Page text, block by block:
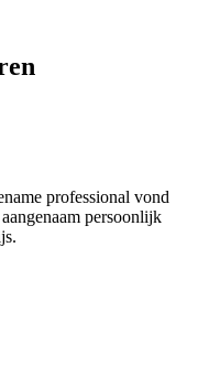
professional vond
persoonlijk